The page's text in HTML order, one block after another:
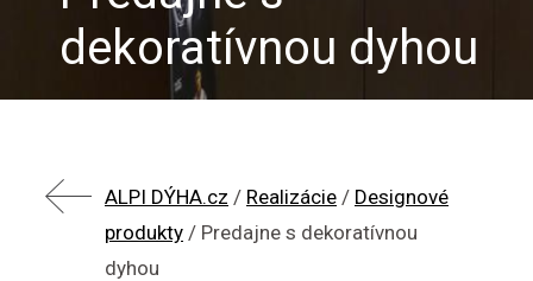
dekoratívnou dyhou
ALPI DÝHA.cz / Realizácie / Designové
produkty / Predajne s dekoratívnou
dyhou